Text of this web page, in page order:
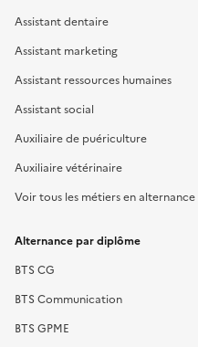
Assistant dentaire
Assistant marketing
Assistant ressources humaines
Assistant social
Auxiliaire de puériculture
Auxiliaire vétérinaire
Voir tous les métiers en alternance
Alternance par diplôme
BTS CG
BTS Communication
BTS GPME